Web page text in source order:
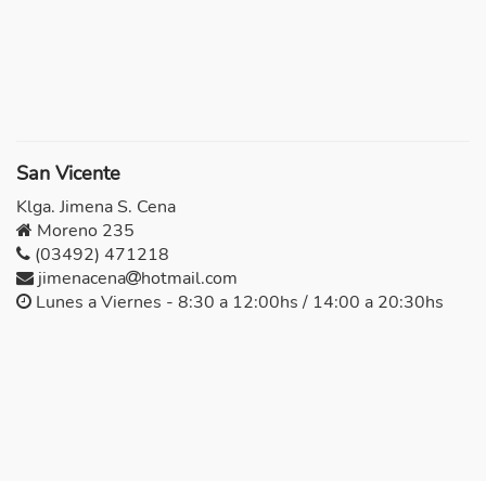
San Vicente
Klga. Jimena S. Cena
Moreno 235
(03492) 471218
jimenacena
hotmail.com
Lunes a Viernes - 8:30 a 12:00hs / 14:00 a 20:30hs